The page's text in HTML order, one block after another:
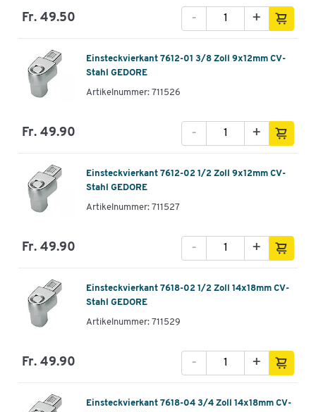
Fr. 49.50 +
-
Einsteckvierkant 7612-01 3/8 Zoll 9x12mm CV-
Stahl GEDORE
Artikelnummer: 711526
Fr. 49.90 +
-
Einsteckvierkant 7612-02 1/2 Zoll 9x12mm CV-
Stahl GEDORE
Artikelnummer: 711527
Fr. 49.90 +
-
Einsteckvierkant 7618-02 1/2 Zoll 14x18mm CV-
Stahl GEDORE
Artikelnummer: 711529
Fr. 49.90 +
-
Einsteckvierkant 7618-04 3/4 Zoll 14x18mm CV-